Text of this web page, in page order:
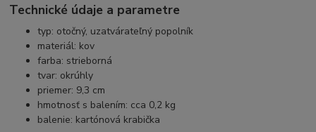
Technické údaje a parametre
typ: otočný, uzatvárateľný popolník
materiál: kov
farba: strieborná
tvar: okrúhly
priemer: 9,3 cm
hmotnosť s balením: cca 0,2 kg
balenie: kartónová krabička